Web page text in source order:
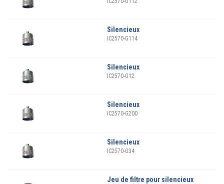
Silencieux
IC2570-G114
Silencieux
IC2570-G12
Silencieux
IC2570-G200
Silencieux
IC2570-G34
Jeu de filtre pour silencieux